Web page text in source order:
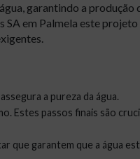
garantindo a produção
SA em Palmela este
a pureza da água.
Estes passos finais são
que garantem que a água